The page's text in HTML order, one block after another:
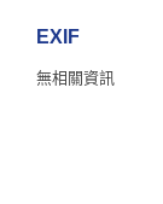
EXIF
無相關資訊